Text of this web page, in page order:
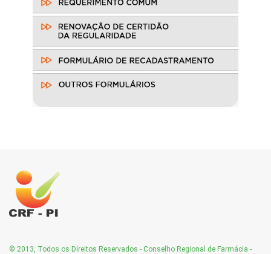
© 2013, Todos os Direitos Reservados - Conselho Regional de Farmácia -